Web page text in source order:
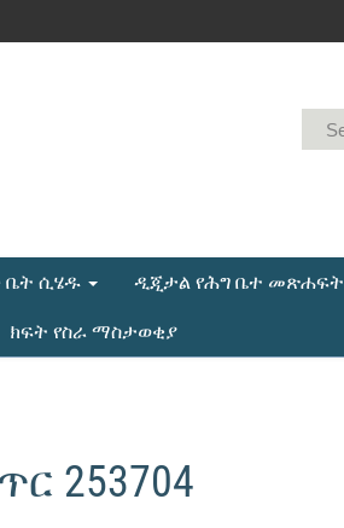
ቤት ሲሄዱ ዲጂታል የሕግ ቤተ መጽሐፍት
ክፍት የስራ ማስታወቂያ
253704